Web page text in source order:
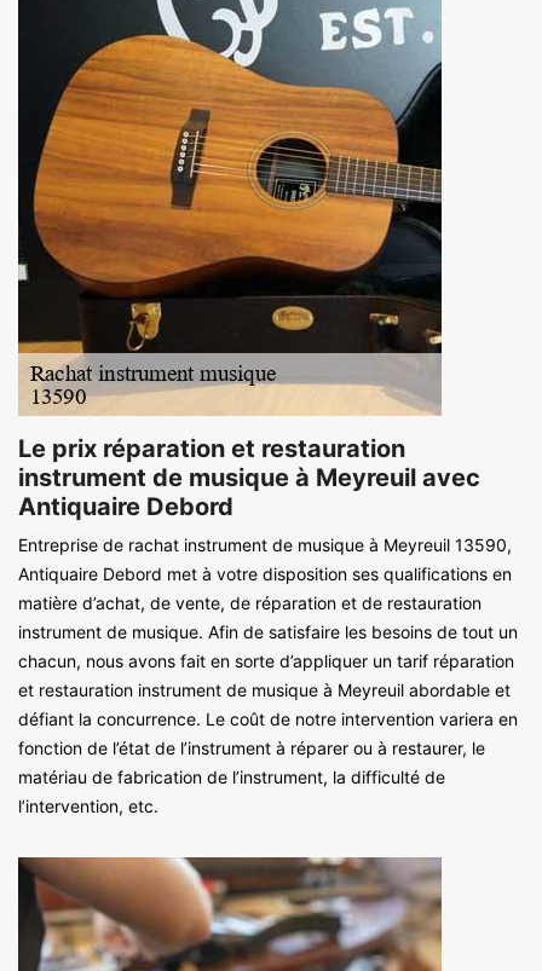
Le prix réparation et restauration
instrument de musique à Meyreuil avec
Antiquaire Debord
Entreprise de rachat instrument de musique à Meyreuil 13590,
Antiquaire Debord met à votre disposition ses qualifications en
matière d’achat, de vente, de réparation et de restauration
instrument de musique. Afin de satisfaire les besoins de tout un
chacun, nous avons fait en sorte d’appliquer un tarif réparation
et restauration instrument de musique à Meyreuil abordable et
défiant la concurrence. Le coût de notre intervention variera en
fonction de l’état de l’instrument à réparer ou à restaurer, le
matériau de fabrication de l’instrument, la difficulté de
l’intervention, etc.